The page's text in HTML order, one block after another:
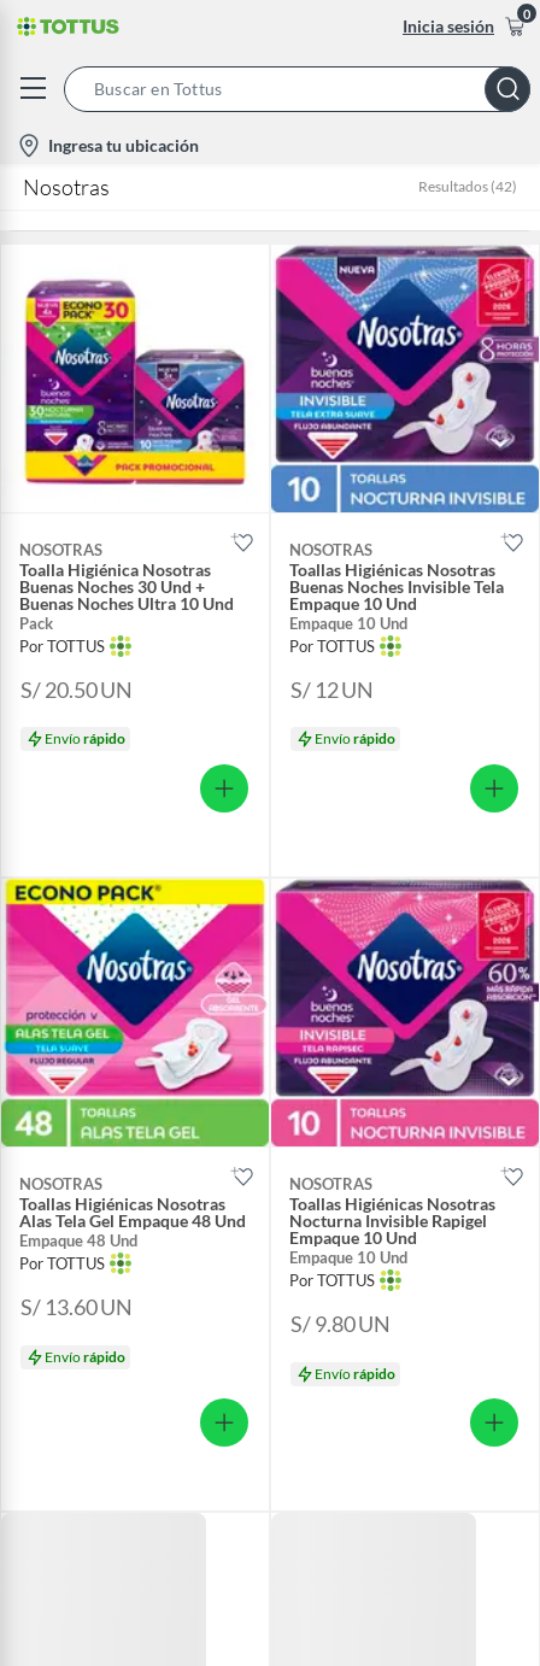
Inicia sesión
0
Bar
location-
icon
Ingresa tu ubicación
Nosotras Resultados (42)
NOSOTRAS
Toalla Higiénica Nosotras
Buenas Noches 30 Und +
Buenas Noches Ultra 10 Und
Pack
Por TOTTUS
S/ 20.50UN
Envíorápido
NOSOTRAS
Toallas Higiénicas Nosotras
Buenas Noches Invisible Tela
Empaque 10 Und
Empaque 10 Und
Por TOTTUS
S/ 12UN
Envíorápido
NOSOTRAS
Toallas Higiénicas Nosotras
Alas Tela Gel Empaque 48 Und
Empaque 48 Und
Por TOTTUS
S/ 13.60UN
Envíorápido
NOSOTRAS
Toallas Higiénicas Nosotras
Nocturna Invisible Rapigel
Empaque 10 Und
Empaque 10 Und
Por TOTTUS
S/ 9.80UN
Envíorápido